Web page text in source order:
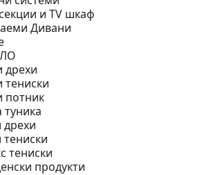
и ТV шкаф
Дивани
дрехи
тениски
потник
туника
тениски
продукти